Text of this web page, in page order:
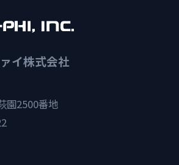
イ株式会社
園2500番地